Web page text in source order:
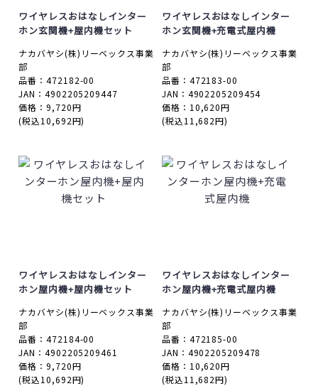
ワイヤレスおはなしインター
ホン玄関機+屋内機セット
ナカバヤシ(株)リーベックス事業
部
品番：472182-00
JAN：4902205209447
価格：9,720円
(税込10,692円)
ワイヤレスおはなしインター
ホン玄関機+充電式屋内機
ナカバヤシ(株)リーベックス事業
部
品番：472183-00
JAN：4902205209454
価格：10,620円
(税込11,682円)
ワイヤレスおはなしインター
ホン屋内機+屋内機セット
ナカバヤシ(株)リーベックス事業
部
品番：472184-00
JAN：4902205209461
価格：9,720円
(税込10,692円)
ワイヤレスおはなしインター
ホン屋内機+充電式屋内機
ナカバヤシ(株)リーベックス事業
部
品番：472185-00
JAN：4902205209478
価格：10,620円
(税込11,682円)